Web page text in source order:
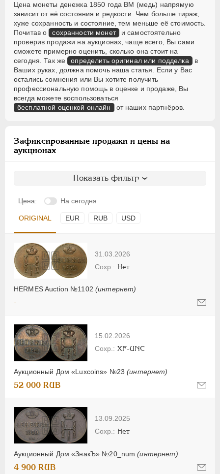
Цена монеты денежка 1850 года ВМ (медь) напрямую
зависит от её состояния и редкости. Чем больше тираж,
хуже сохранность и состояние, тем меньше её стоимость.
Почитав о сохранности монет и самостоятельно
проверив продажи на аукционах, чаще всего, Вы сами
сможете примерно оценить, сколько она стоит на
сегодня. Так же определить оригинал или подделка в
Ваших руках, должна помочь наша статья. Если у Вас
остались сомнения или Вы хотите получить
профессиональную помощь в оценке и продаже, Вы
всегда можете воспользоваться
бесплатной оценкой онлайн от наших партнёров.
Зафиксированные продажи и цены на
аукционах
Показать фильтр
Цена: На сегодня
ORIGINAL EUR RUB USD
31.03.2026
HERMES Auction №1102 (интернет)
Нет
-
15.02.2026
Аукционный Дом «Luxcoins» №23(интернет)
XF-UNC
52 000 RUB
13.09.2025
Аукционный Дом «ЗнакЪ» №20_num(интернет)
Нет
4 900 RUB
ВРЕМЕННОЕ ПРАВ. 1917-1918
ИНОСТРАННЫЕ 1768-1918